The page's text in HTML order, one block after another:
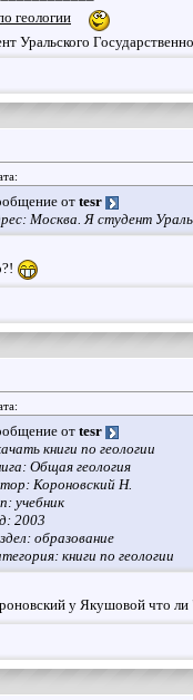
геологии
Уральского
отtesr
Москва. Я студент
отtesr
книги по геологии
Общая геология
Короновский Н.
учебник
2003
образование
книги по геологии
у Якушовой что